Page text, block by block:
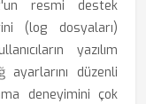
resmi destek
(log dosyaları)
yazılım
düzenli
deneyimini çok